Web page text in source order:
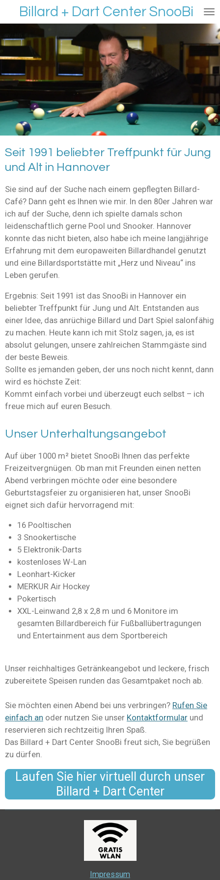
Zum
Hauptinhalt
springen
Billard + Dart Center SnooBi
Seit 1991 beliebter Treffpunkt für Jung
und Alt in Hannover
Sie sind auf der Suche nach einem gepflegten Billard-
Café? Dann geht es Ihnen wie mir. In den 80er Jahren war
ich auf der Suche, denn ich spielte damals schon
leidenschaftlich gerne Pool und Snooker. Hannover
konnte das nicht bieten, also habe ich meine langjährige
Erfahrung mit dem europaweiten Billardhandel genutzt
und eine Billardsportstätte mit „Herz und Niveau“ ins
Leben gerufen.
Ergebnis: Seit 1991 ist das SnooBi in Hannover ein
beliebter Treffpunkt für Jung und Alt. Entstanden aus
einer Idee, das anrüchige Billard und Dart Spiel salonfähig
zu machen. Heute kann ich mit Stolz sagen, ja, es ist
absolut gelungen, unsere zahlreichen Stammgäste sind
der beste Beweis.
Sollte es jemanden geben, der uns noch nicht kennt, dann
wird es höchste Zeit:
Kommt einfach vorbei und überzeugt euch selbst – ich
freue mich auf euren Besuch.
Unser Unterhaltungsangebot
Auf über 1000 m² bietet SnooBi Ihnen das perfekte
Freizeitvergnügen. Ob man mit Freunden einen netten
Abend verbringen möchte oder eine besondere
Geburtstagsfeier zu organisieren hat, unser SnooBi
eignet sich dafür hervorragend mit:
16 Pooltischen
3 Snookertische
5 Elektronik-Darts
kostenloses W-Lan
Leonhart-Kicker
MERKUR Air Hockey
Pokertisch
XXL-Leinwand 2,8 x 2,8 m und 6 Monitore im
gesamten Billardbereich für Fußballübertragungen
und Entertainment aus dem Sportbereich
Unser reichhaltiges Getränkeangebot und leckere, frisch
zubereitete Speisen runden das Gesamtpaket noch ab.
Sie möchten einen Abend bei uns verbringen? Rufen Sie
einfach an oder nutzen Sie unser Kontaktformular und
reservieren sich rechtzeitig Ihren Spaß.
Das Billard + Dart Center SnooBi freut sich, Sie begrüßen
zu dürfen.
Laufen Sie hier virtuell durch unser
Billard + Dart Center
Impressum